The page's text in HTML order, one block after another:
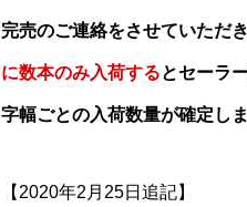
完売のご連絡をさせていただ
に数本のみ入荷するとセーラ
字幅ごとの入荷数量が確定し
【2020年2月25日追記】